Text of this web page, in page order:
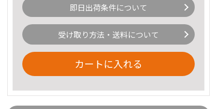
即日出荷条件について
受け取り方法・送料について
カートに入れる